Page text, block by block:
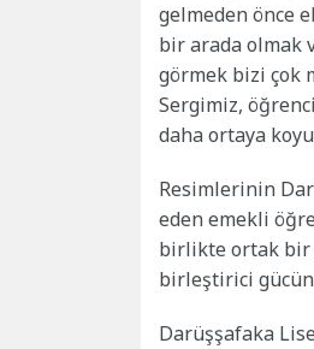
gelmeden önce
bir arada olmak
görmek bizi çok
Sergimiz,
daha ortaya
Resimlerinin
eden emekli
birlikte ortak bir
birleştirici
Darüşşafaka